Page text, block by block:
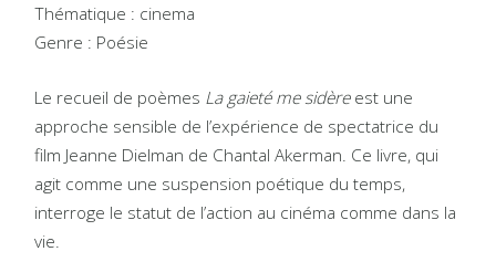
Thématique : cinema
Genre : Poésie
Le recueil de poèmes La gaieté me sidèreest une
approche sensible de l’expérience de spectatrice du
film Jeanne Dielman de Chantal Akerman. Ce livre, qui
agit comme une suspension poétique du temps,
interroge le statut de l’action au cinéma comme dans la
vie.